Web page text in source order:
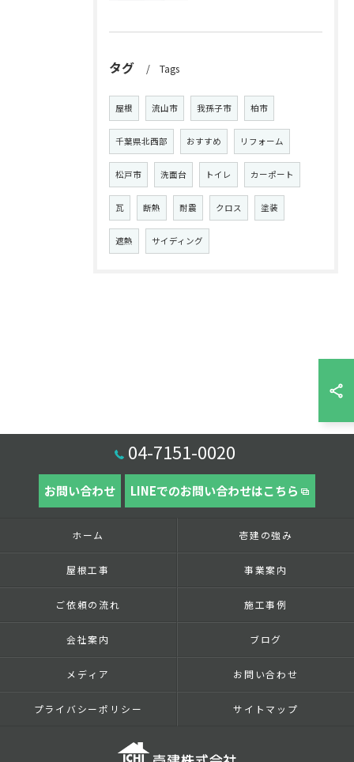
タグ Tags
屋根 流山市 我孫子市 柏市
千葉県北西部 おすすめ リフォーム
松戸市 洗面台 トイレ カーポート
瓦 断熱 耐震 クロス 塗装
遮熱 サイディング
04-7151-0020
お問い合わせ LINEでのお問い合わせはこちら
ホーム 壱建の強み
屋根工事 事業案内
ご依頼の流れ 施工事例
会社案内 ブログ
メディア お問い合わせ
プライバシーポリシー サイトマップ